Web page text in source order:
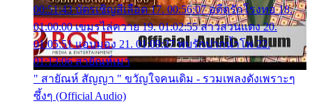
00:51:43 บัตรเชิญสีเลือด 17. 00:56:07 อดีตรักโรงทอ 18.
01:00:00 เขมรไล่ควาย 19. 01:02:55 สาวสวนแตง 20.
01:05:51 แอบมอง 21. 01:09:27 พบรักปากน้ำโพ 22.
01:13:06 สายัณห์เมา
" สายัณห์ สัญญา " ขวัญใจคนเดิม - รวมเพลงดังเพราะๆ
ซึ้งๆ (Official Audio)